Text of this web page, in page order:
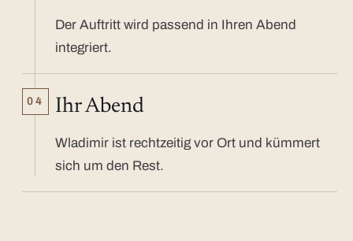
Der Auftritt wird passend in Ihren Abend
integriert.
04 Ihr Abend
Wladimir ist rechtzeitig vor Ort und kümmert
sich um den Rest.